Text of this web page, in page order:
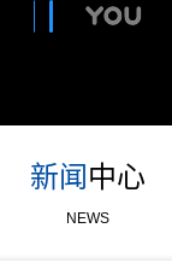
新闻 中心
NEWS